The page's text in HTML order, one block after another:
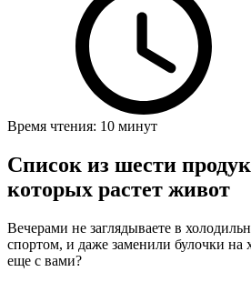
Время чтения: 10 минут
Список из шести
которых растет живот
Вечерами не заглядываете в
спортом, и даже заменили булочки на
еще с вами?